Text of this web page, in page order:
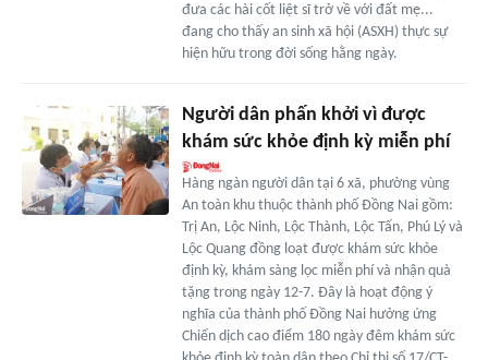
đưa các hài cốt liệt sĩ trở về với đất mẹ...
đang cho thấy an sinh xã hội (ASXH) thực sự
hiện hữu trong đời sống hằng ngày.
Người dân phấn khởi vì được
khám sức khỏe định kỳ miễn phí
Hàng ngàn người dân tại 6 xã, phường vùng
An toàn khu thuộc thành phố Đồng Nai gồm:
Trị An, Lộc Ninh, Lộc Thành, Lộc Tấn, Phú Lý và
Lộc Quang đồng loạt được khám sức khỏe
định kỳ, khám sàng lọc miễn phí và nhận quà
tặng trong ngày 12-7. Đây là hoạt động ý
nghĩa của thành phố Đồng Nai hưởng ứng
Chiến dịch cao điểm 180 ngày đêm khám sức